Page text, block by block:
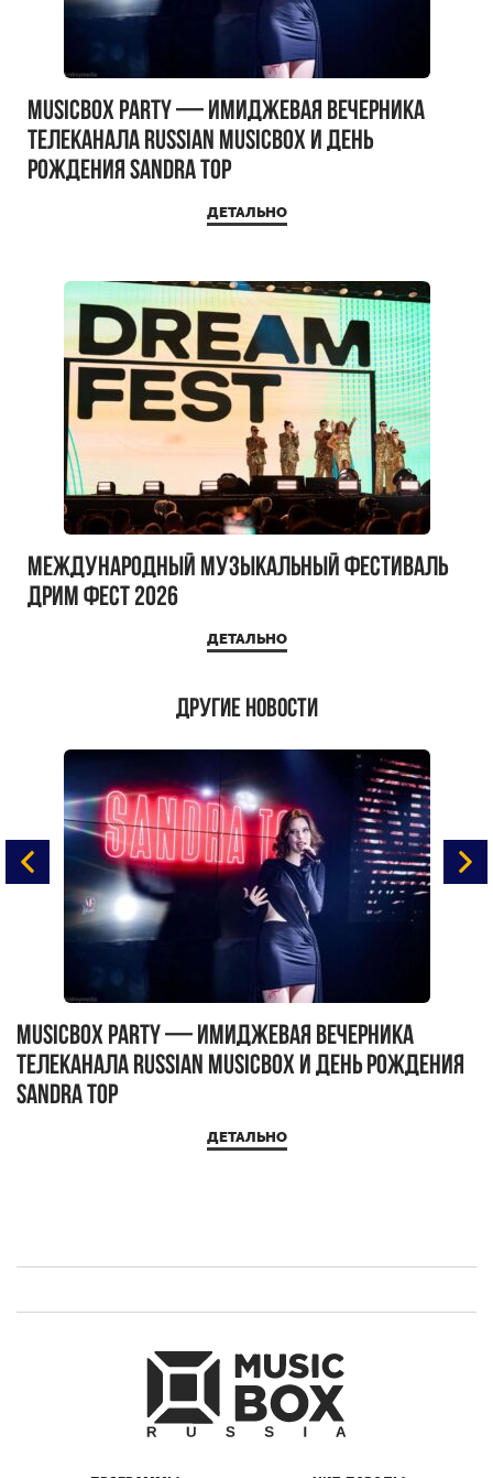
MUSICBOX PARTY — имиджевая вечерника
телеканала RUSSIAN MUSICBOX и день
рождения Sandra Top
ДЕТАЛЬНО
Международный музыкальный фестиваль
ДРИМ ФЕСТ 2026
ДЕТАЛЬНО
Другие новости
MUSICBOX PARTY — имиджевая вечерника
телеканала RUSSIAN MUSICBOX и день рождения
Sandra Top
ДЕТАЛЬНО